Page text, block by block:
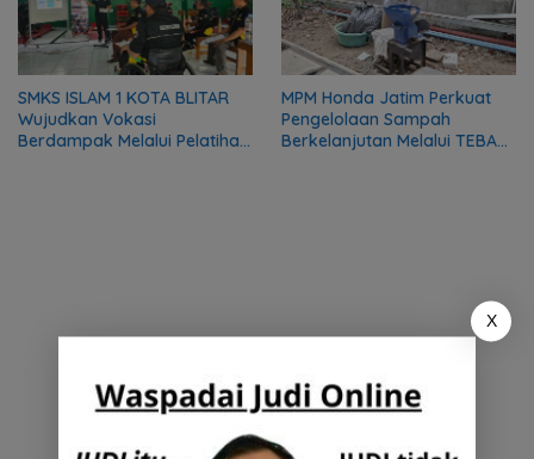
SMKS ISLAM 1 KOTA BLITAR
Wujudkan Vokasi
Berdampak Melalui Pelatihan
MPM Honda Jatim Perkuat
Pengelolaan Sampah
Berkelanjutan Melalui TEBA
X